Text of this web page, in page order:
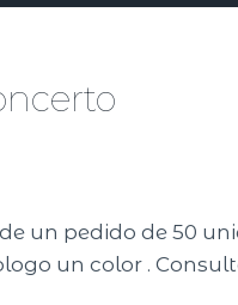
un pedido de 50
un color .